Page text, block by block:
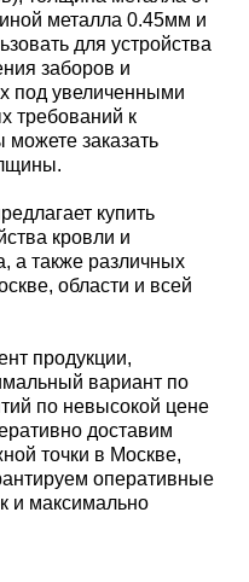
металла 0.45мм и
для устройства
заборов и
под увеличенными
требований к
можете заказать
купить
кровли и
а также различных
области и всей
продукции,
вариант по
по невысокой цене
доставим
точки в Москве,
оперативные
и максимально